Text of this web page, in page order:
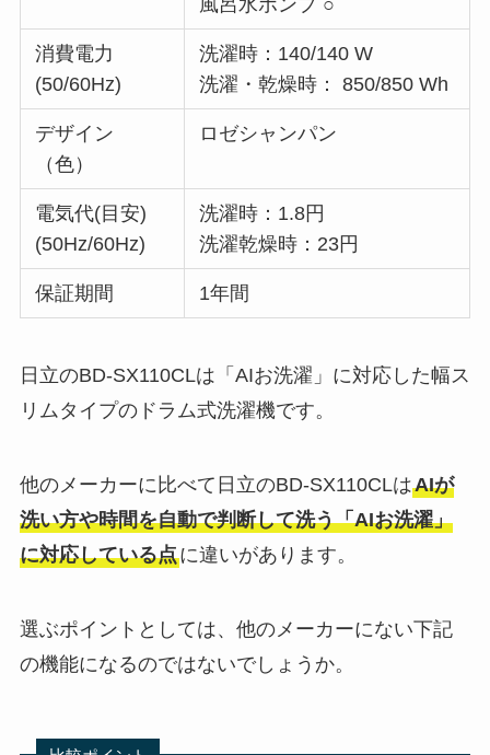
風呂水ポンプ ○
消費電力
(50/60Hz)
洗濯時：140/140 W
洗濯・乾燥時： 850/850 Wh
デザイン
（色）
ロゼシャンパン
電気代(目安)
(50Hz/60Hz)
洗濯時：1.8円
洗濯乾燥時：23円
保証期間 1年間
日立のBD-SX110CLは「AIお洗濯」に対応した幅ス
リムタイプのドラム式洗濯機です。
他のメーカーに比べて日立のBD-SX110CLはAIが
洗い方や時間を自動で判断して洗う「AIお洗濯」
に対応している点に違いがあります。
選ぶポイントとしては、他のメーカーにない下記
の機能になるのではないでしょうか。